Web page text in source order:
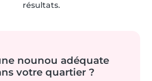
résultats.
nounou adéquate
votre quartier ?